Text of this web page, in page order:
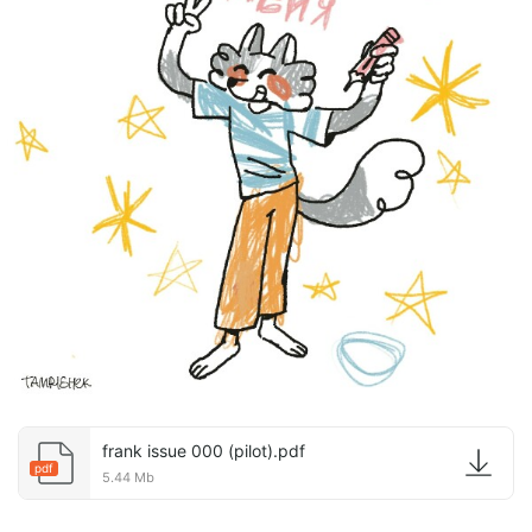
pdf
frank issue 000 (pilot).pdf
5.44 Mb